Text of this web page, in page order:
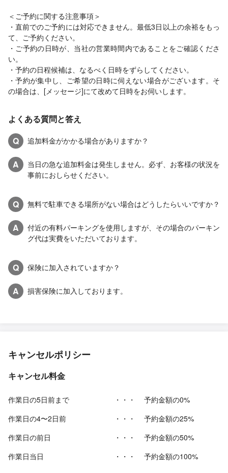
＜ご予約に関する注意事項＞
・直前でのご予約には対応できません。最低3日以上の余裕をもっ
て、ご予約ください。
・ご予約の日時が、当社の営業時間内であることをご確認くださ
い。
・予約の日程候補は、なるべく日時をずらしてください。
・予約が集中し、ご希望の日時に伺えない場合がございます。そ
の場合は、[メッセージ]にて改めて日時をお伺いします。
よくある質問と答え
Q
追加料金がかかる場合がありますか？
A
当日の急な追加料金は発生しません。必ず、お客様の状況を
事前におしらせください。
Q 無料で駐車できる場所がない場合はどうしたらいいですか？
A
付近の有料パーキングを使用しますが、その場合のパーキン
グ代は実費をいただいております。
Q 保険に加入されていますか？
A 損害保険に加入しております。
キャンセルポリシー
キャンセル料金
作業日の5日前まで ・・・
予約金額の0%
作業日の4〜2日前
・・・
予約金額の25%
作業日の前日
・・・
予約金額の50%
作業日当日
・・・ 予約金額の100%